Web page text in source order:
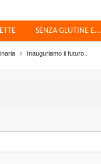
SENZA GLUTINE E...
Inauguriamo il futuro..